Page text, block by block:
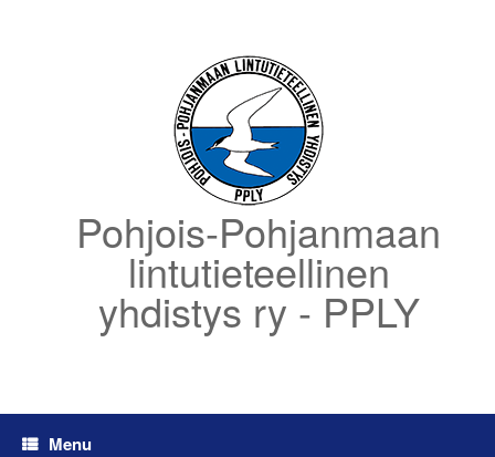
Pohjois-Pohjanmaan
lintutieteellinen
yhdistys ry - PPLY
Menu